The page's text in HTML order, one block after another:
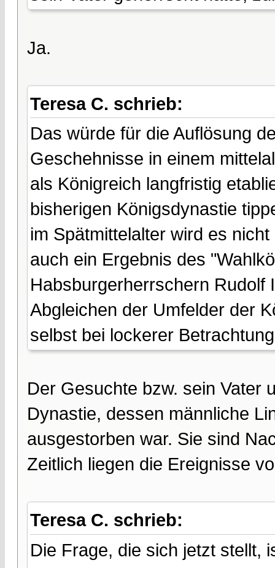
Ja.
Teresa C. schrieb:
Das würde für die Auflösung
Geschehnisse in einem
als Königreich langfristig
bisherigen Königsdynastie
im Spätmittelalter wird es
auch ein Ergebnis des
Habsburgerherrschern Rudolf
Abgleichen der Umfelder der
selbst bei lockerer
Der Gesuchte bzw. sein Vater
Dynastie, dessen männliche
ausgestorben war. Sie sind
Zeitlich liegen die Ereignisse
Teresa C. schrieb:
Die Frage, die sich jetzt stellt,